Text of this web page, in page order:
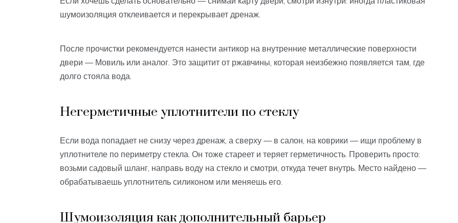
шумоизоляция отклеивается и перекрывает дренаж.
После прочистки рекомендуется нанести антикор на внутренние металлические поверхности
двери — Мовиль или аналог. Это защитит от ржавчины, которая неизбежно появляется там, где
долго стояла вода.
Негерметичные уплотнители по стеклу
Если вода попадает не снизу через дренаж, а сверху — в салон, на коврики — ищи проблему в
уплотнителе по периметру стекла. Он тоже стареет и теряет герметичность. Проверить просто:
возьми садовый шланг, направь воду на стекло и смотри, откуда течет внутрь. Место найдено —
обрабатываешь уплотнитель силиконом или меняешь его.
Шумоизоляция как дополнительный барьер